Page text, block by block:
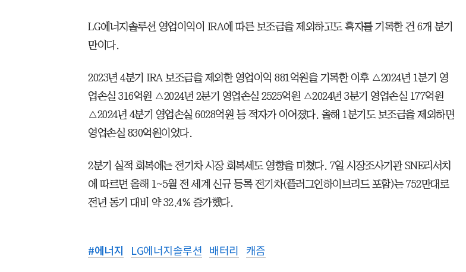
LG에너지솔루션 영업이익이 IRA에 따른 보조금을 제외하고도 흑자를 기록한 건 6개 분기
만이다.
2023년 4분기 IRA 보조금을 제외한 영업이익 881억원을 기록한 이후 △2024년 1분기 영
업손실 316억원 △2024년 2분기 영업손실 2525억원 △2024년 3분기 영업손실 177억원
△2024년 4분기 영업손실 6028억원 등 적자가 이어졌다. 올해 1분기도 보조금을 제외하면
영업손실 830억원이었다.
2분기 실적 회복에는 전기차 시장 회복세도 영향을 미쳤다. 7일 시장조사기관 SNE리서치
에 따르면 올해 1~5월 전 세계 신규 등록 전기차(플러그인하이브리드 포함)는 752만대로
전년 동기 대비 약 32.4% 증가했다.
#에너지 LG에너지솔루션 배터리 캐즘